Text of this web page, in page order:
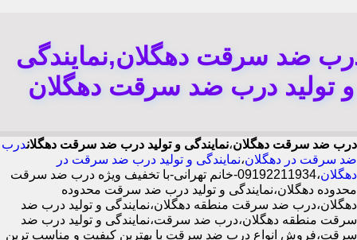
ضد سرقت دهگلان,نمایندگی
و تولید درب ضد سرقت دهگلان
درب ضد سرقت دهگلان،نمایندگی و تولید درب ضد سرقت دهگلاندرب
ضد سرقت در دهگلان،نمایندگی و تولید درب ضد سرقت در
دهگلان
،09192211934-خانم تهرانی-با تخفیف ویژه درب ضد سرقت
محدوده دهگلان،نمایندگی و تولید درب ضد سرقت محدوده
دهگلان،درب ضد سرقت منطقه دهگلان،نمایندگی و تولید درب ضد
سرقت منطقه دهگلان،درب ضد سرقت،نمایندگی و تولید درب ضد
سرقت،فروش انواع درب ضد سرقت با بهترین کیفیت و مناسب ترین